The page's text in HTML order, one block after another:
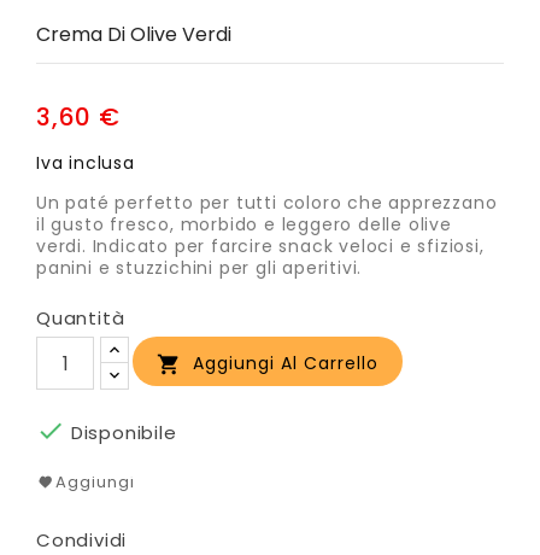
Crema Di Olive Verdi
3,60 €
Iva inclusa
Un paté perfetto per tutti coloro che apprezzano
il gusto fresco, morbido e leggero delle olive
verdi. Indicato per farcire snack veloci e sfiziosi,
panini e stuzzichini per gli aperitivi.
Quantità
 Aggiungi Al Carrello
 Disponibile
Aggiungi
Condividi